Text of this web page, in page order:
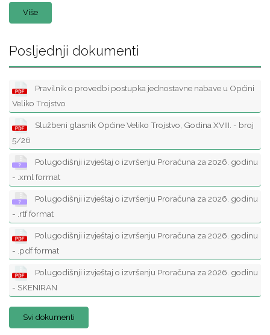
Više
Posljednji dokumenti
Pravilnik o provedbi postupka jednostavne nabave u Općini
Veliko Trojstvo
Službeni glasnik Općine Veliko Trojstvo, Godina XVIII. - broj
5/26
Polugodišnji izvještaj o izvršenju Proračuna za 2026. godinu
- .xml format
Polugodišnji izvještaj o izvršenju Proračuna za 2026. godinu
- .rtf format
Polugodišnji izvještaj o izvršenju Proračuna za 2026. godinu
- .pdf format
Polugodišnji izvještaj o izvršenju Proračuna za 2026. godinu
- SKENIRAN
Svi dokumenti